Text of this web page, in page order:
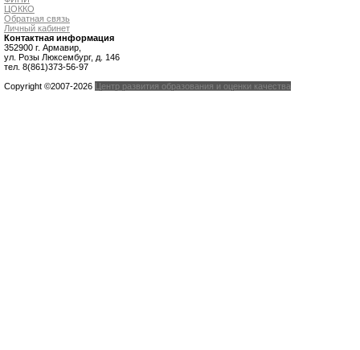
ЦОККО
Обратная связь
Личный кабинет
Контактная информация
352900 г. Армавир,
ул. Розы Люксембург, д. 146
тел. 8(861)373-56-97
Copyright ©2007-2026 Центр развития образования и оценки качества